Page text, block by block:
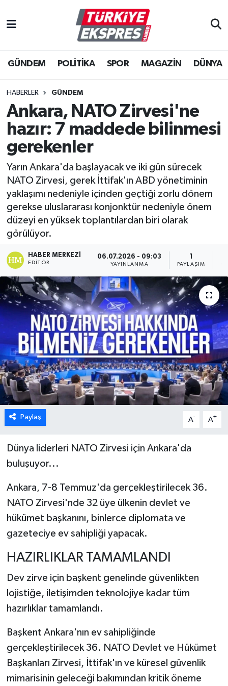
GÜNDEM POLİTİKA SPOR MAGAZİN DÜNYA
HABERLER GÜNDEM
Ankara, NATO Zirvesi'ne
hazır: 7 maddede bilinmesi
gerekenler
Yarın Ankara'da başlayacak ve iki gün sürecek
NATO Zirvesi, gerek İttifak'ın ABD yönetiminin
yaklaşımı nedeniyle içinden geçtiği zorlu dönem
gerekse uluslararası konjonktür nedeniyle önem
düzeyi en yüksek toplantılardan biri olarak
görülüyor.
HABER MERKEZI
EDITÖR
06.07.2026 - 09:03
YAYINLANMA
1
PAYLAŞIM
Paylaş A- A+
Dünya liderleri NATO Zirvesi için Ankara'da
buluşuyor...
Ankara, 7-8 Temmuz'da gerçekleştirilecek 36.
NATO Zirvesi'nde 32 üye ülkenin devlet ve
hükümet başkanını, binlerce diplomata ve
gazeteciye ev sahipliği yapacak.
HAZIRLIKLAR TAMAMLANDI
Dev zirve için başkent genelinde güvenlikten
lojistiğe, iletişimden teknolojiye kadar tüm
hazırlıklar tamamlandı.
Başkent Ankara'nın ev sahipliğinde
gerçekleştirilecek 36.⁠ ⁠NATO Devlet ve Hükümet
Başkanları Zirvesi, İttifak'ın ve küresel güvenlik
mimarisinin geleceği bakımından kritik öneme
İstanbul Nöbetçi Eczaneler
İstanbul Hava Durumu
İstanbul Namaz Vakitleri
İstanbul Trafik Yoğunluk Haritası
Süper Lig Puan Durumu ve Fikstür
Tüm Manşetler
Son Dakika Haberleri
Haber Arşivi